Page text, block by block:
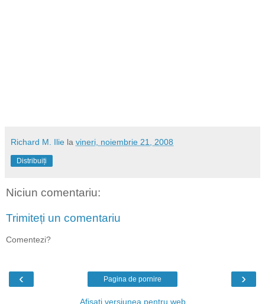
Richard M. Ilie la vineri, noiembrie 21, 2008
Distribuiți
Niciun comentariu:
Trimiteți un comentariu
Comentezi?
‹ ›
Pagina de pornire
Afișați versiunea pentru web